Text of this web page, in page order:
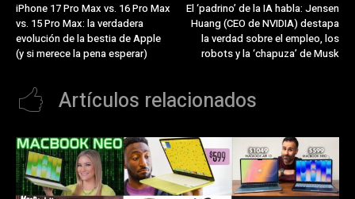
iPhone 17 Pro Max vs. 16 Pro Max
vs. 15 Pro Max: la verdadera
evolución de la bestia de Apple
(y si merece la pena esperar)
El ‘padrino’ de la IA habla: Jensen
Huang (CEO de NVIDIA) destapa
la verdad sobre el empleo, los
robots y la ‘chapuza’ de Musk
Artículos relacionados